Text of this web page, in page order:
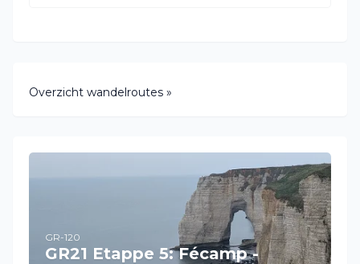
Overzicht wandelroutes »
GR-120
GR21 Etappe 5: Fécamp -